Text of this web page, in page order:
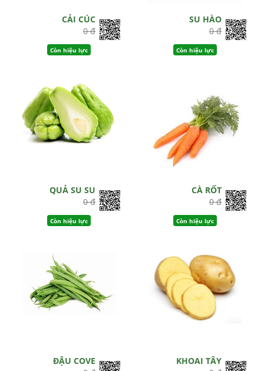
CẢI CÚC
0 đ
Còn hiệu lực
SU HÀO
0 đ
Còn hiệu lực
QUẢ SU SU
0 đ
Còn hiệu lực
CÀ RỐT
0 đ
Còn hiệu lực
ĐẬU COVE
KHOAI TÂY